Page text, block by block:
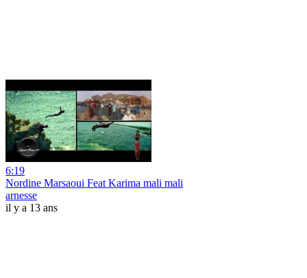
6:19
Nordine Marsaoui Feat Karima mali mali
arnesse
il y a 13 ans